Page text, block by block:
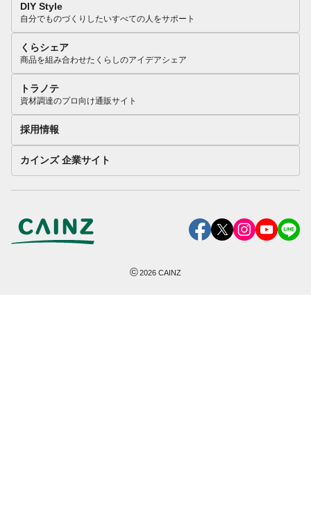
DIY Style
自分でものづくりしたいすべての人をサポート
くらシェア
商品を組み合わせたくらしのアイデアシェア
トラノテ
資材調達のプロ向け通販サイト
採用情報
カインズ 企業サイト
©2026 CAINZ